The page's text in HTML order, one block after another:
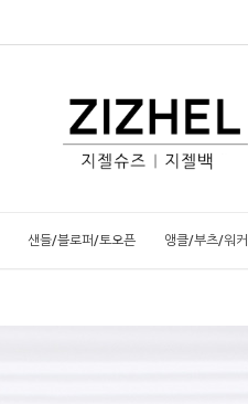
샌들/블로퍼/토오픈 앵클/부츠/워커